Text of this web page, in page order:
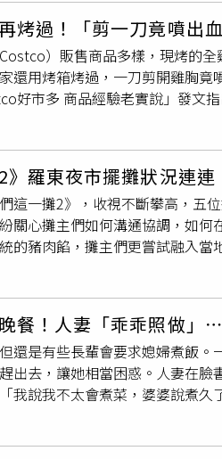
Barre syndrome），導致患者
留言打趣，「都烙賽掛急診了還
甚至征服全家，狠角色」、「
、「煮的不錯，下次別煮了」
指出，原PO男友一家食物中毒
會有問題，因為那是半熟蛋」
時間過長，或是一次泡發太多，
木耳，也是食物中毒，真的放太
蜊湯有沙而已，我嚴重懷疑你有
烤過！「剪一刀竟噴出
）販售商品多樣，現烤的
還用烤箱烤過，一刀剪開雞胸
好市多 商品經驗老實說」發文
香料增加風味，用上火180度、
PO文詢問網友，自己到底是哪個
PO出照片佐證。對於烤雞噴血
是嗎？如果我沒有再烤一次，裡
下次遇到這個狀況，把烤雞拿
驗老實說臉書）對此，網友們
市多近期大火烤是過猶不及」
那怎麼外面賣的烤雞都沒有這
才會噴血，不是烤雞沒熟 ，原
2》羅東夜市擺攤狀況連
這一攤2》，收視不斷攀高，五
關心攤主們如何溝通協調，如
的豬肉餡，攤主們更嘗試融入
生意想不到的狀況。禾浩辰（
來賓高捷剛到現場，就碰上了第
法順利延展。眼看攤車即將開張
們開始製作煎包時，又因為火候
當場傻眼。民眾已經在攤位前排
包累到懷疑人生。（圖／三立
有想法、有創意，請給我們機
道歉行列，親自向每位等待的
味，希望能夠更貼近當地消費者
餐！人妻「乖乖照做
還是有些長輩會要求媳婦煮飯。
出去，讓她相當困惑。人妻在
我說我不太會煮菜，婆婆說煮
妳煮了。」人妻透露，之前跟
，老公也多次警告不要碰廚房，